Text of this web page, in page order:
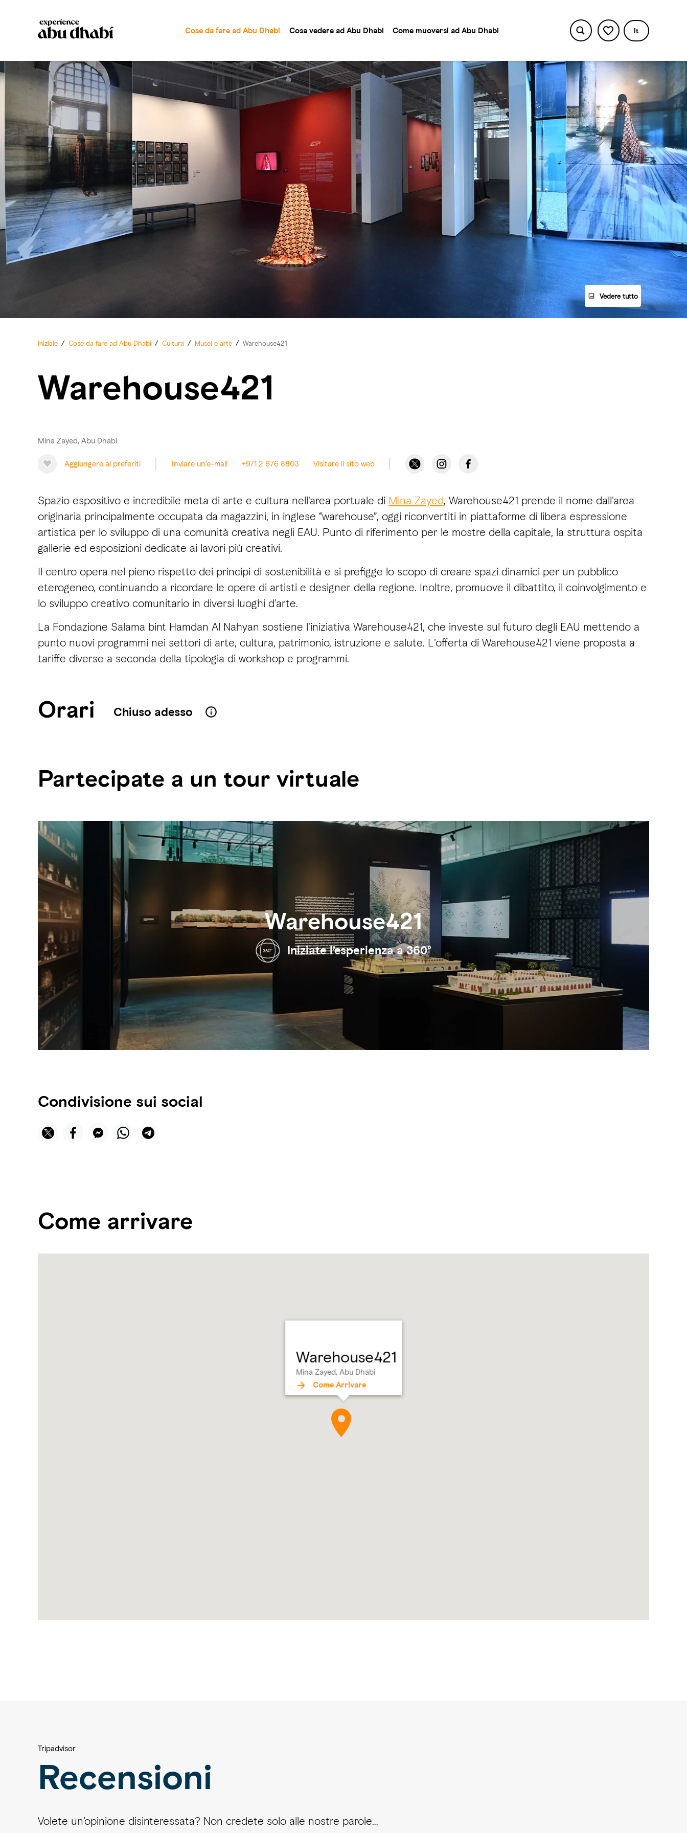
Cose da fare ad Abu Dhabi Cosa vedere ad Abu Dhabi Come muoversi ad Abu Dhabi It
Vedere tutto
Iniziale / Cose da fare ad Abu Dhabi / Cultura / Musei e arte / Warehouse421
Warehouse421
Mina Zayed, Abu Dhabi
Aggiungere ai preferiti Inviare un’e-mail +971 2 676 8803 Visitare il sito web
Spazio espositivo e incredibile meta di arte e cultura nell'area portuale di Mina Zayed, Warehouse421 prende il nome dall'area
originaria principalmente occupata da magazzini, in inglese “warehouse”, oggi riconvertiti in piattaforme di libera espressione
artistica per lo sviluppo di una comunità creativa negli EAU. Punto di riferimento per le mostre della capitale, la struttura ospita
gallerie ed esposizioni dedicate ai lavori più creativi.
Il centro opera nel pieno rispetto dei principi di sostenibilità e si prefigge lo scopo di creare spazi dinamici per un pubblico
eterogeneo, continuando a ricordare le opere di artisti e designer della regione. Inoltre, promuove il dibattito, il coinvolgimento e
lo sviluppo creativo comunitario in diversi luoghi d'arte.
La Fondazione Salama bint Hamdan Al Nahyan sostiene l'iniziativa Warehouse421, che investe sul futuro degli EAU mettendo a
punto nuovi programmi nei settori di arte, cultura, patrimonio, istruzione e salute. L'offerta di Warehouse421 viene proposta a
tariffe diverse a seconda della tipologia di workshop e programmi.
Orari Chiuso adesso
Partecipate a un tour virtuale
Warehouse421
Iniziate l’esperienza a 360°
Condivisione sui social
Come arrivare
Warehouse421
Mina Zayed, Abu Dhabi
Come Arrivare
Tripadvisor
Recensioni
Volete un’opinione disinteressata? Non credete solo alle nostre parole…